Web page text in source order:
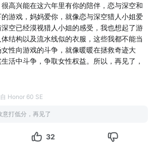
了
，但是懒得吐槽了，因为一般玩奇迹暖暖
，大部分都是包容缺点了
点就是可以给暖暖换装
不过能像闪耀暖暖
好了，想在看板听暖暖说话
高兴能在这六年里有你的陪伴，恋与深空和
游戏，妈妈爱你，就像恋与深空猎人小姐爱
空已经漠视猎人小姐的感受，我也想起了游
结构以及流水线似的衣服，这些我都不能当
性向游戏的斗争，就像暖暖在拯救奇迹大
活中斗争，争取女性权益。所以，再见了，
Honor 60 SE
打低分，再见了
32